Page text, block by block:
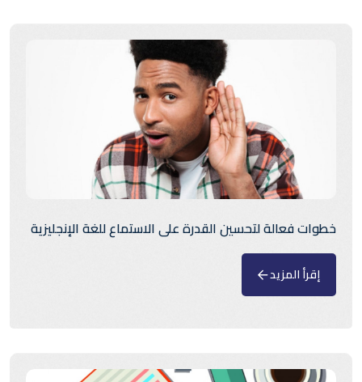
خطوات فعالة لتحسين القدرة على الاستماع للغة الإنجليزية
إقرأ المزيد